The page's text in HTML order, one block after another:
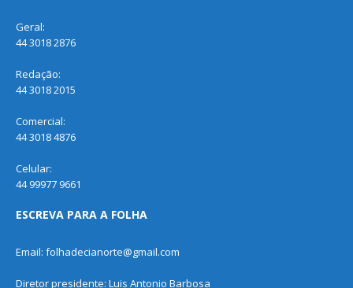
Geral:
44 3018 2876
Redação:
44 3018 2015
Comercial:
44 3018 4876
Celular:
44 99977 9661
ESCREVA PARA A FOLHA
Email: folhadecianorte@gmail.com
Diretor presidente: Luis Antonio Barbosa